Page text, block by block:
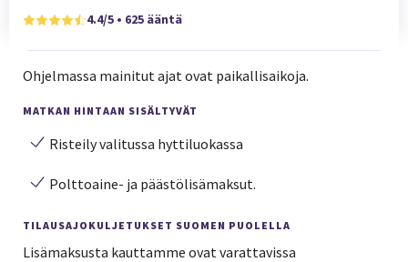
4.4/5 • 625 ääntä
Ohjelmassa mainitut ajat ovat paikallisaikoja.
MATKAN HINTAAN SISÄLTYVÄT
Risteily valitussa hyttiluokassa
Polttoaine- ja päästölisämaksut.
TILAUSAJOKULJETUKSET SUOMEN PUOLELLA
Lisämaksusta kauttamme ovat varattavissa